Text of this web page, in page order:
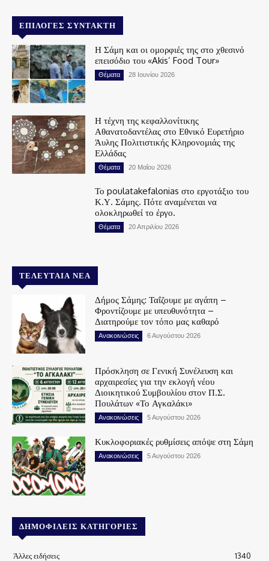
ΕΠΙΛΟΓΈΣ ΣΥΝΤΆΚΤΗ
Η Σάμη και οι ομορφιές της στο χθεσινό
επεισόδιο του «Akis’ Food Tour»
Θέματα 28 Ιουνίου 2026
Η τέχνη της κεφαλλονίτικης
Αθανατοδαντέλας στο Εθνικό Ευρετήριο
Άυλης Πολιτιστικής Κληρονομιάς της
Ελλάδας
Θέματα 20 Μαΐου 2026
Το poulatakefalonias στο εργοτάξιο του
Κ.Υ. Σάμης. Πότε αναμένεται να
ολοκληρωθεί το έργο.
Θέματα 20 Απριλίου 2026
ΤΕΛΕΥΤΑΊΑ ΝΈΑ
Δήμος Σάμης: Ταΐζουμε με αγάπη –
Φροντίζουμε με υπευθυνότητα –
Διατηρούμε τον τόπο μας καθαρό
Ανακοινώσεις 6 Αυγούστου 2026
Πρόσκληση σε Γενική Συνέλευση και
αρχαιρεσίες για την εκλογή νέου
Διοικητικού Συμβουλίου στον Π.Σ.
Πουλάτων «Το Αγκαλάκι»
Ανακοινώσεις 5 Αυγούστου 2026
Κυκλοφοριακές ρυθμίσεις απόψε στη Σάμη
Ανακοινώσεις 5 Αυγούστου 2026
ΔΗΜΟΦΙΛΕΊΣ ΚΑΤΗΓΟΡΊΕΣ
Άλλες ειδήσεις 1340